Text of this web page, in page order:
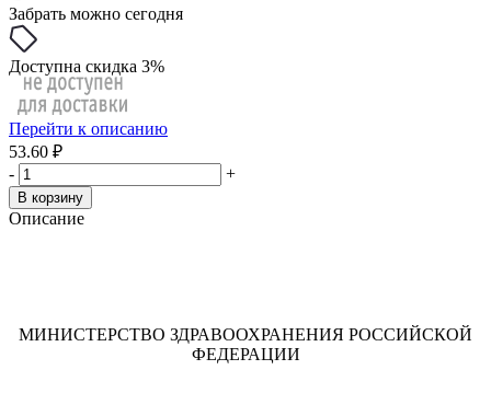
Забрать можно сегодня
Доступна скидка 3%
Перейти к описанию
53.60 ₽
-
+
В корзину
Описание
МИНИСТЕРСТВО ЗДРАВООХРАНЕНИЯ РОССИЙСКОЙ
ФЕДЕРАЦИИ